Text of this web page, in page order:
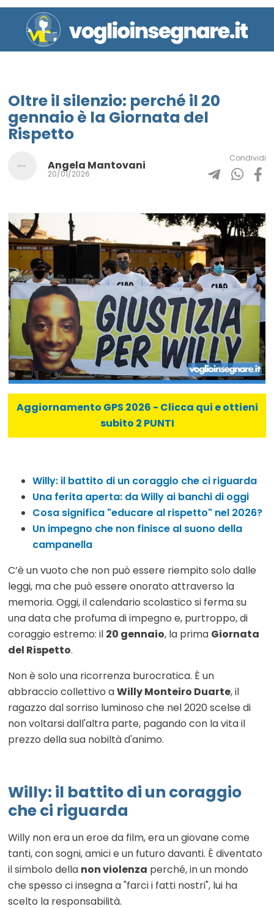
Oltre il silenzio: perché il 20
gennaio è la Giornata del
Rispetto
Angela Mantovani
20/01/2026
Condividi
Aggiornamento GPS 2026 - Clicca qui e ottieni
subito 2 PUNTI
Willy: il battito di un coraggio che ci riguarda
Una ferita aperta: da Willy ai banchi di oggi
Cosa significa "educare al rispetto" nel 2026?
Un impegno che non finisce al suono della
campanella
C’è un vuoto che non può essere riempito solo dalle
leggi, ma che può essere onorato attraverso la
memoria. Oggi, il calendario scolastico si ferma su
una data che profuma di impegno e, purtroppo, di
coraggio estremo: il 20 gennaio, la prima Giornata
del Rispetto.
Non è solo una ricorrenza burocratica. È un
abbraccio collettivo aWilly Monteiro Duarte, il
ragazzo dal sorriso luminoso che nel 2020 scelse di
non voltarsi dall'altra parte, pagando con la vita il
prezzo della sua nobiltà d'animo.
Willy: il battito di un coraggio
che ci riguarda
Willy non era un eroe da film, era un giovane come
tanti, con sogni, amici e un futuro davanti. È diventato
il simbolo della non violenza perché, in un mondo
che spesso ci insegna a "farci i fatti nostri", lui ha
scelto la responsabilità.